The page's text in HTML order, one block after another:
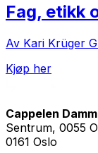
Fag, etikk
Av Kari Krüger
Kjøp her
Cappelen Damm
Sentrum, 0055
0161 Oslo